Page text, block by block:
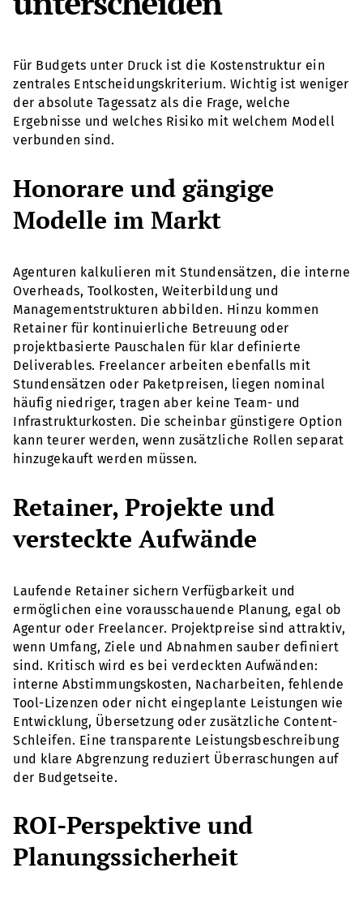
Für Budgets unter Druck ist die Kostenstruktur ein
zentrales Entscheidungskriterium. Wichtig ist weniger
der absolute Tagessatz als die Frage, welche
Ergebnisse und welches Risiko mit welchem Modell
verbunden sind.
Honorare und gängige
Modelle im Markt
Agenturen kalkulieren mit Stundensätzen, die interne
Overheads, Toolkosten, Weiterbildung und
Managementstrukturen abbilden. Hinzu kommen
Retainer für kontinuierliche Betreuung oder
projektbasierte Pauschalen für klar definierte
Deliverables. Freelancer arbeiten ebenfalls mit
Stundensätzen oder Paketpreisen, liegen nominal
häufig niedriger, tragen aber keine Team- und
Infrastrukturkosten. Die scheinbar günstigere Option
kann teurer werden, wenn zusätzliche Rollen separat
hinzugekauft werden müssen.
Retainer, Projekte und
versteckte Aufwände
Laufende Retainer sichern Verfügbarkeit und
ermöglichen eine vorausschauende Planung, egal ob
Agentur oder Freelancer. Projektpreise sind attraktiv,
wenn Umfang, Ziele und Abnahmen sauber definiert
sind. Kritisch wird es bei verdeckten Aufwänden:
interne Abstimmungskosten, Nacharbeiten, fehlende
Tool-Lizenzen oder nicht eingeplante Leistungen wie
Entwicklung, Übersetzung oder zusätzliche Content-
Schleifen. Eine transparente Leistungsbeschreibung
und klare Abgrenzung reduziert Überraschungen auf
der Budgetseite.
ROI-Perspektive und
Planungssicherheit